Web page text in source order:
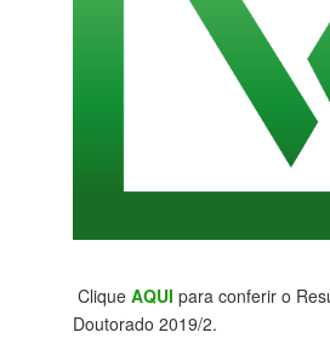
Clique AQUI para conferir o
Doutorado 2019/2.